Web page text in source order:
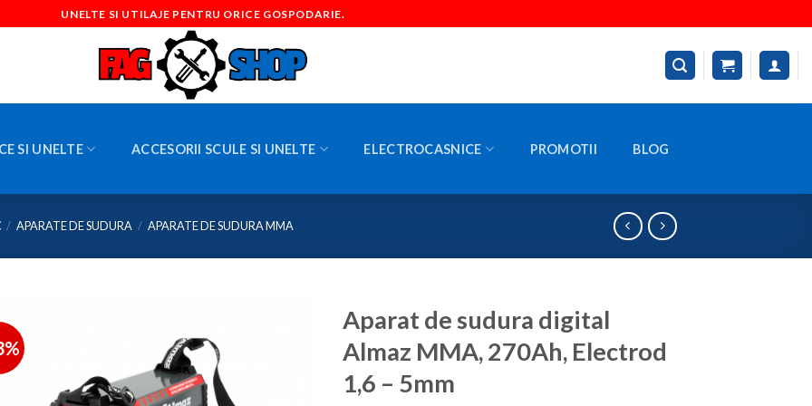
UNELTE SI UTILAJE PENTRU ORICE GOSPODARIE.
SI UNELTE ACCESORII SCULE SI UNELTE ELECTROCASNICE PROMOTII BLOG
/ APARATE DE SUDURA / APARATE DE SUDURA MMA
Aparat de sudura digital
Almaz MMA, 270Ah, Electrod
1,6 – 5mm